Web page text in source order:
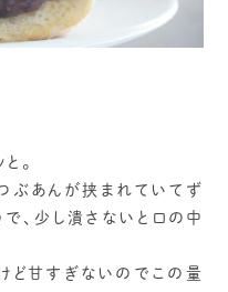
。
ぶあんが挟まれていてず
、少し潰さないと口の中
ど甘すぎないのでこの量